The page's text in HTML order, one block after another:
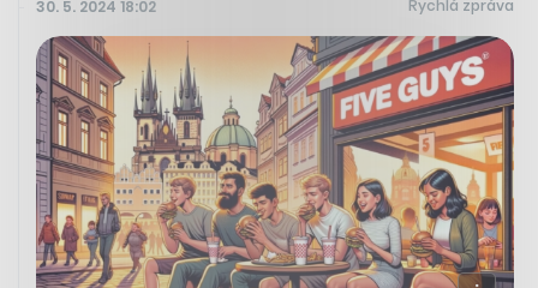
30. 5. 2024 18:02 Rychlá zpráva